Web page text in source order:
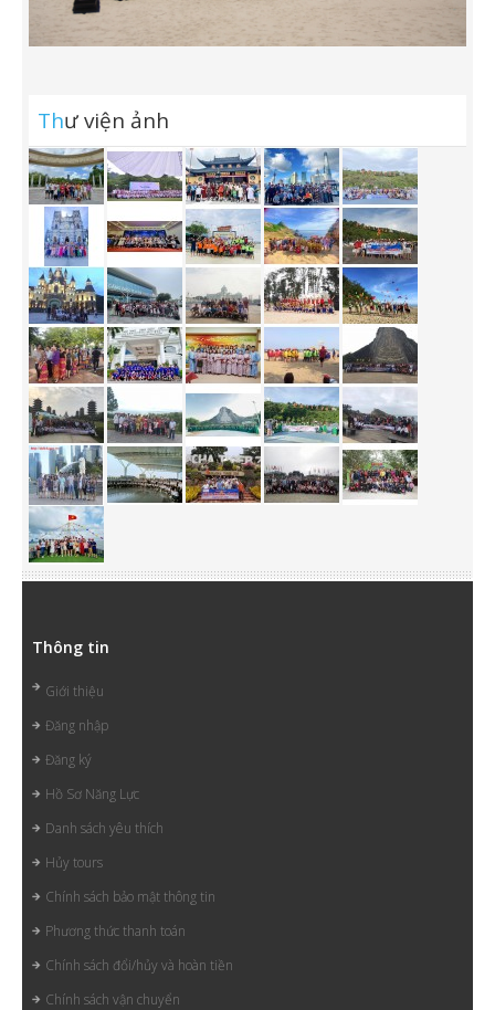
Thư viện ảnh
Thông tin
Giới thiệu
Đăng nhập
Đăng ký
Hồ Sơ Năng Lực
Danh sách yêu thích
Hủy tours
Chính sách bảo mật thông tin
Phương thức thanh toán
Chính sách đổi/hủy và hoàn tiền
Chính sách vận chuyển